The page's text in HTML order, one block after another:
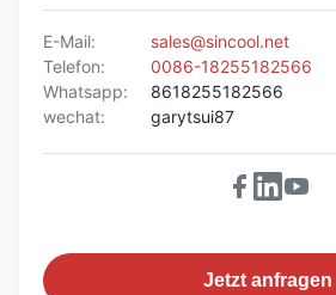
E-Mail:
sales@sincool.net
Telefon:
0086-18255182566
Whatsapp:
8618255182566
wechat:
garytsui87
Jetzt anfragen